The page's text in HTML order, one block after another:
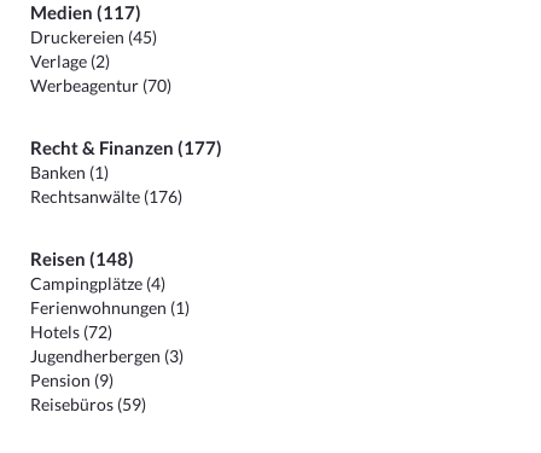
Medien (117)
Druckereien (45)
Verlage (2)
Werbeagentur (70)
Recht & Finanzen (177)
Banken (1)
Rechtsanwälte (176)
Reisen (148)
Campingplätze (4)
Ferienwohnungen (1)
Hotels (72)
Jugendherbergen (3)
Pension (9)
Reisebüros (59)